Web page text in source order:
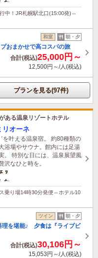
た
中！JR札幌駅北口(15:00発)⇔
和室 朝・夕
おまかせで高コスパの旅
合計(税込)25,000円～
12,500円～/人(税込)
プランを見る(97件)
ある温泉リゾートホテル
リオーネ
を叶える温泉宿。 約80種類の
浴場やサウナ。館内には足湯
。 特別な日には、温泉展望風
沢なひと時を。
す
た
乗り場14時30分発便⇔ホテル10
ツイン 朝・夕
理を堪能♪ 夕食は『ライブビ
合計(税込)30,106円～
15,053円～/人(税込)